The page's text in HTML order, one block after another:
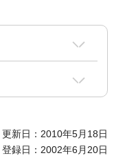
更新日：2010年5月18日
登録日：2002年6月20日